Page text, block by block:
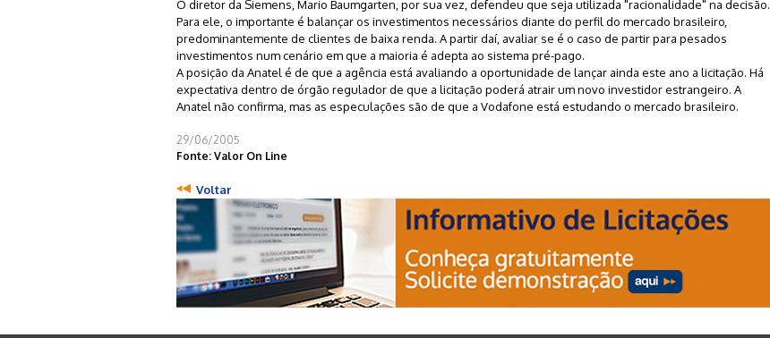
O diretor da Siemens, Mario Baumgarten, por sua vez, defendeu que seja utilizada "racionalidade" na decisão.
Para ele, o importante é balançar os investimentos necessários diante do perfil do mercado brasileiro,
predominantemente de clientes de baixa renda. A partir daí, avaliar se é o caso de partir para pesados
investimentos num cenário em que a maioria é adepta ao sistema pré-pago.
A posição da Anatel é de que a agência está avaliando a oportunidade de lançar ainda este ano a licitação. Há
expectativa dentro de órgão regulador de que a licitação poderá atrair um novo investidor estrangeiro. A
Anatel não confirma, mas as especulações são de que a Vodafone está estudando o mercado brasileiro.
29/06/2005
Fonte: Valor On Line
Voltar